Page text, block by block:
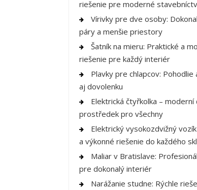
riešenie pre moderné
Vírivky pre dve osoby:
páry a menšie priestory
Šatník na mieru: Praktické a
riešenie pre každý interiér
Plavky pre chlapcov: Pohodlie
aj dovolenku
Elektrická čtyřkolka – moderní
prostředek pro všechny
Elektrický vysokozdvižný
a výkonné riešenie do každého
Maliar v Bratislave:
pre dokonalý interiér
Narážanie studne: Rýchle